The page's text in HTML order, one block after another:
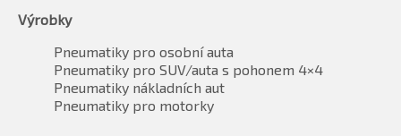
Výrobky
Pneumatiky pro osobní auta
Pneumatiky pro SUV/auta s pohonem 4×4
Pneumatiky nákladních aut
Pneumatiky pro motorky